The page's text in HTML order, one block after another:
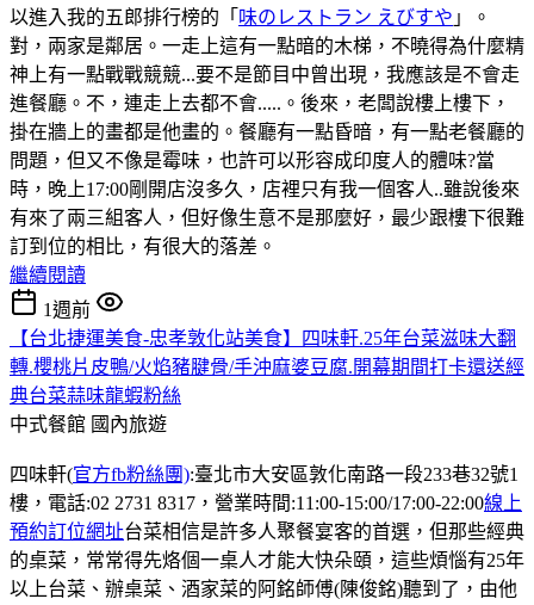
以進入我的五郎排行榜的「 味のレストラン えびすや 」。
對，兩家是鄰居。一走上這有一點暗的木梯，不曉得為什麼精
神上有一點戰戰競競...要不是節目中曾出現，我應該是不會走
進餐廳。不，連走上去都不會.....。後來，老闆說樓上樓下，
掛在牆上的畫都是他畫的。餐廳有一點昏暗，有一點老餐廳的
問題，但又不像是霉味，也許可以形容成印度人的體味?當
時，晚上17:00剛開店沒多久，店裡只有我一個客人..雖說後來
有來了兩三組客人，但好像生意不是那麼好，最少跟樓下很難
訂到位的相比，有很大的落差。
繼續閱讀
1週前
【台北捷運美食-忠孝敦化站美食】四味軒.25年台菜滋味大翻
轉.櫻桃片皮鴨/火焰豬腱骨/手沖麻婆豆腐.開幕期間打卡還送經
典台菜蒜味龍蝦粉絲
中式餐館 國內旅遊
四味軒(官方fb粉絲團):臺北市大安區敦化南路一段233巷32號1
樓，電話:02 2731 8317，營業時間:11:00-15:00/17:00-22:00線上
預約訂位網址台菜相信是許多人聚餐宴客的首選，但那些經典
的桌菜，常常得先烙個一桌人才能大快朵頤，這些煩惱有25年
以上台菜、辦桌菜、酒家菜的阿銘師傅(陳俊銘)聽到了，由他